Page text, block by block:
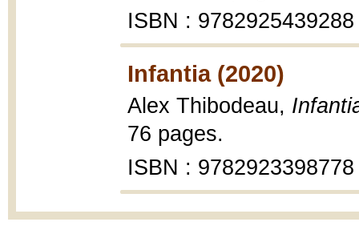
ISBN : 9782925439288
Infantia (2020)
Alex Thibodeau,
76 pages.
ISBN : 9782923398778